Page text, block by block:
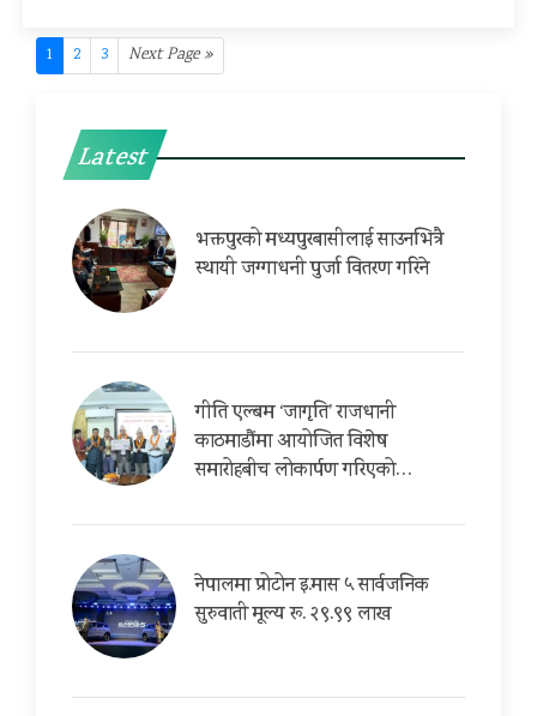
1 2 3 Next Page »
Latest
भक्तपुरको मध्यपुरबासीलाई साउनभित्रै
स्थायी जग्गाधनी पुर्जा वितरण गरिने
गीति एल्बम ‘जागृति’ राजधानी
काठमाडौंमा आयोजित विशेष
समारोहबीच लोकार्पण गरिएको…
नेपालमा प्रोटोन इ.मास ५ सार्वजनिक
सुरुवाती मूल्य रू. २९.९९ लाख